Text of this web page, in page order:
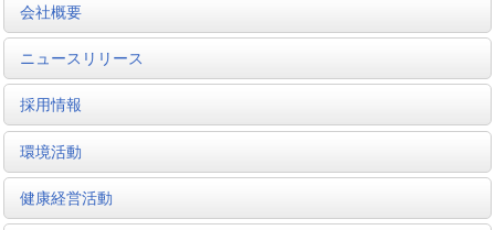
会社概要
ニュースリリース
採用情報
環境活動
健康経営活動